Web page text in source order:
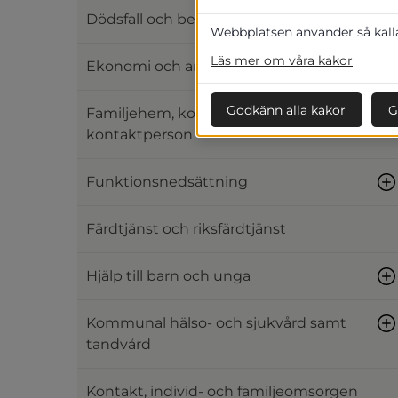
Dödsfall och begravning
Ekonomi och arbete
Familjehem, kontaktfamilj och
kontaktperson
Funktionsnedsättning
Färdtjänst och riksfärdtjänst
Hjälp till barn och unga
Kommunal hälso- och sjukvård samt
tandvård
Kontakt, individ- och familjeomsorgen
Webbplatsen använder så
Läs mer om våra kakor
Godkänn alla kakor